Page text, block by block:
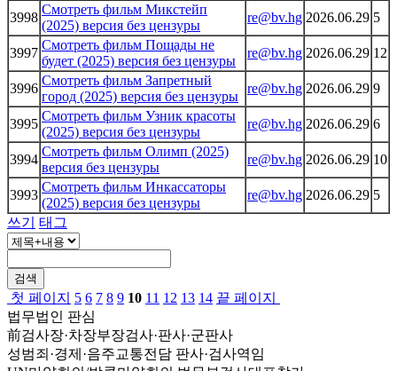
3998
Смотреть фильм Микстейп
(2025) версия без цензуры
re@bv.hg 2026.06.29 5
3997
Смотреть фильм Пощады не
будет (2025) версия без цензуры
re@bv.hg 2026.06.29 12
3996
Смотреть фильм Запретный
город (2025) версия без цензуры
re@bv.hg 2026.06.29 9
3995
Смотреть фильм Узник красоты
(2025) версия без цензуры
re@bv.hg 2026.06.29 6
3994
Смотреть фильм Олимп (2025)
версия без цензуры
re@bv.hg 2026.06.29 10
3993
Смотреть фильм Инкассаторы
(2025) версия без цензуры
re@bv.hg 2026.06.29 5
쓰기
태그
검색
첫 페이지 5 6 7 8 9 10 11 12 13 14 끝 페이지
법무법인 판심
前검사장·차장부장검사·판사·군판사
성범죄·경제·음주교통전담 판사·검사역임